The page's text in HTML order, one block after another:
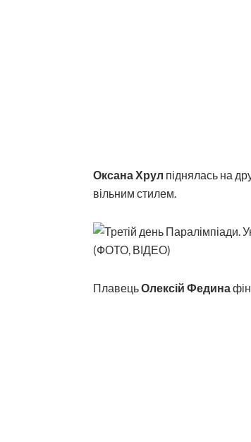
Оксана Хрул піднялась на
вільним стилем.
ПлавецьОлексій Федина